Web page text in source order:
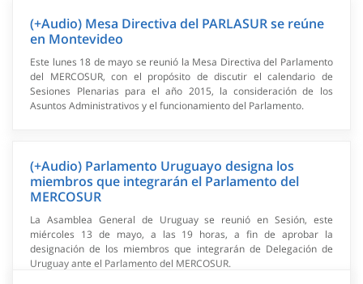
(+Audio) Mesa Directiva del PARLASUR se reúne
en Montevideo
Este lunes 18 de mayo se reunió la Mesa Directiva del Parlamento
del MERCOSUR, con el propósito de discutir el calendario de
Sesiones Plenarias para el año 2015, la consideración de los
Asuntos Administrativos y el funcionamiento del Parlamento.
(+Audio) Parlamento Uruguayo designa los
miembros que integrarán el Parlamento del
MERCOSUR
La Asamblea General de Uruguay se reunió en Sesión, este
miércoles 13 de mayo, a las 19 horas, a fin de aprobar la
designación de los miembros que integrarán de Delegación de
Uruguay ante el Parlamento del MERCOSUR.